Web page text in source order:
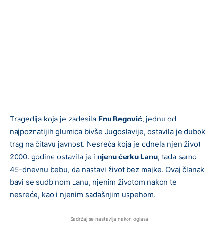
Tragedija koja je zadesila Enu Begović, jednu od
najpoznatijih glumica bivše Jugoslavije, ostavila je dubok
trag na čitavu javnost. Nesreća koja je odnela njen život
2000. godine ostavila je i njenu ćerku Lanu, tada samo
45-dnevnu bebu, da nastavi život bez majke. Ovaj članak
bavi se sudbinom Lanu, njenim životom nakon te
nesreće, kao i njenim sadašnjim uspehom.
Sadržaj se nastavlja nakon oglasa